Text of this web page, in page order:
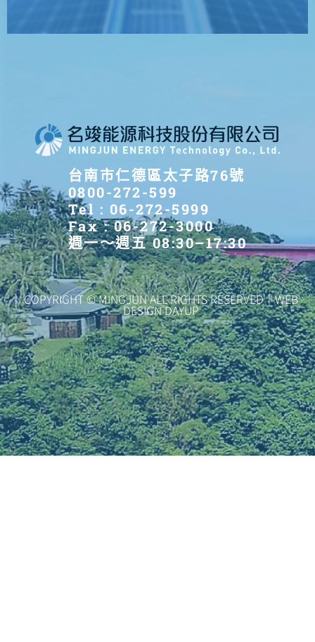
台南市仁德區太子路76號
0800-272-599
Tel : 06-272-5999
Fax : 06-272-3000
週一～週五 08:30–17:30
COPYRIGHT © MINGJUN ALL RIGHTS RESERVED｜WEB
DESIGN DAYUP